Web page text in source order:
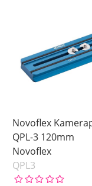
Novoflex
QPL-3 120mm
Novoflex
QPL3